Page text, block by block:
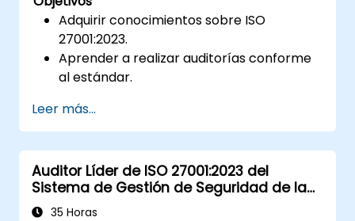
Adquirir conocimientos sobre ISO
27001:2023.
Aprender a realizar auditorías conforme
al estándar.
Leer más...
Auditor Líder de ISO 27001:2023 del
Sistema de Gestión de Seguridad de la
Información
35 Horas